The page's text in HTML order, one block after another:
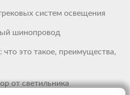
систем освещения
шинопровод
это такое, преимущества,
от светильника